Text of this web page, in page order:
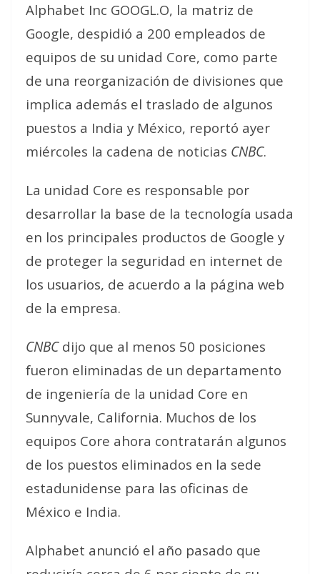
Alphabet Inc GOOGL.O, la matriz de
Google, despidió a 200 empleados de
equipos de su unidad Core, como parte
de una reorganización de divisiones que
implica además el traslado de algunos
puestos a India y México, reportó ayer
miércoles la cadena de noticias CNBC.
La unidad Core es responsable por
desarrollar la base de la tecnología usada
en los principales productos de Google y
de proteger la seguridad en internet de
los usuarios, de acuerdo a la página web
de la empresa.
CNBCdijo que al menos 50 posiciones
fueron eliminadas de un departamento
de ingeniería de la unidad Core en
Sunnyvale, California. Muchos de los
equipos Core ahora contratarán algunos
de los puestos eliminados en la sede
estadunidense para las oficinas de
México e India.
Alphabet anunció el año pasado que